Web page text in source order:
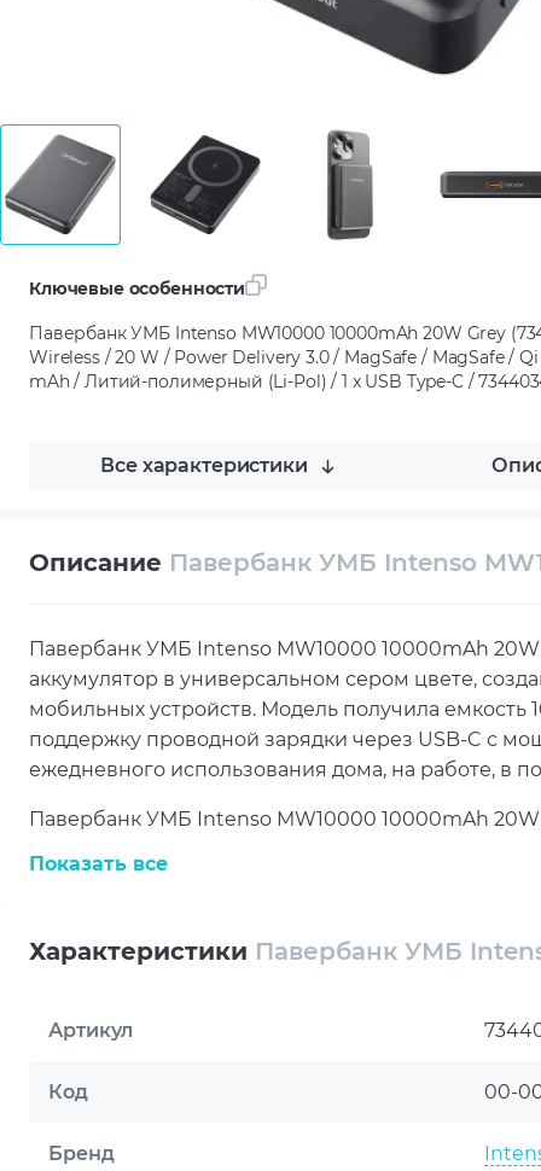
Ключевые особенности
Павербанк УМБ Intenso MW10000 10000mAh 20W Grey
Wireless / 20 W / Power Delivery 3.0 / MagSafe / MagSafe / Qi
mAh / Литий-полимерный (Li-Pol) / 1 x USB Type-C /
Все характеристики
Описание Павербанк УМБ Intenso
Павербанк УМБ Intenso MW10000 10000mAh
аккумулятор в универсальном сером цвете,
мобильных устройств. Модель получила
поддержку проводной зарядки через USB-C с
ежедневного использования дома, на работе, в
Павербанк УМБ Intenso MW10000 10000mAh
повседневных сценариях.
(7344034) может магнитно фиксироваться на
в поездках и при активном рабочем дне, когда
розетки.
Для контроля состояния предусмотрены четыре
Показать все
Характеристики Павербанк УМБ
Артикул
Код 00-
Бренд